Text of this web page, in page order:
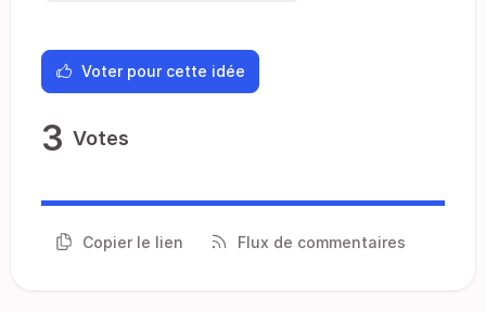
Voter pour cette idée
3 Votes
Copier le lien Flux de commentaires